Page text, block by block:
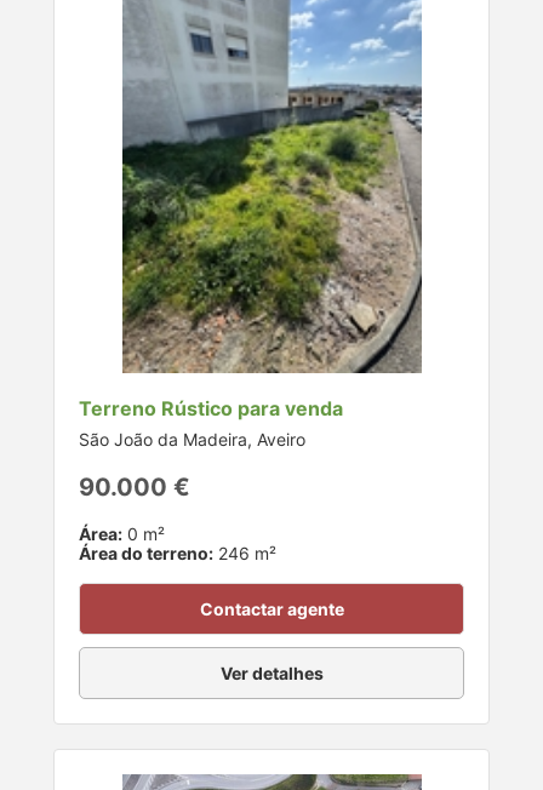
Terreno Rústico para venda
São João da Madeira, Aveiro
90.000 €
Área: 0 m²
Área do terreno: 246 m²
Contactar agente
Ver detalhes